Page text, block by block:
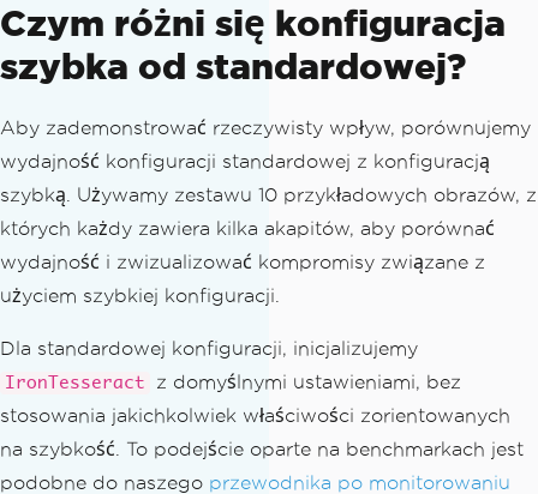
Czym różni się konfiguracja
szybka od standardowej?
Aby zademonstrować rzeczywisty wpływ, porównujemy
wydajność konfiguracji standardowej z konfiguracją
szybką. Używamy zestawu 10 przykładowych obrazów, z
których każdy zawiera kilka akapitów, aby porównać
wydajność i zwizualizować kompromisy związane z
użyciem szybkiej konfiguracji.
Dla standardowej konfiguracji, inicjalizujemy
IronTesseract
z domyślnymi ustawieniami, bez
stosowania jakichkolwiek właściwości zorientowanych
na szybkość. To podejście oparte na benchmarkach jest
podobne do naszego przewodnika po monitorowaniu